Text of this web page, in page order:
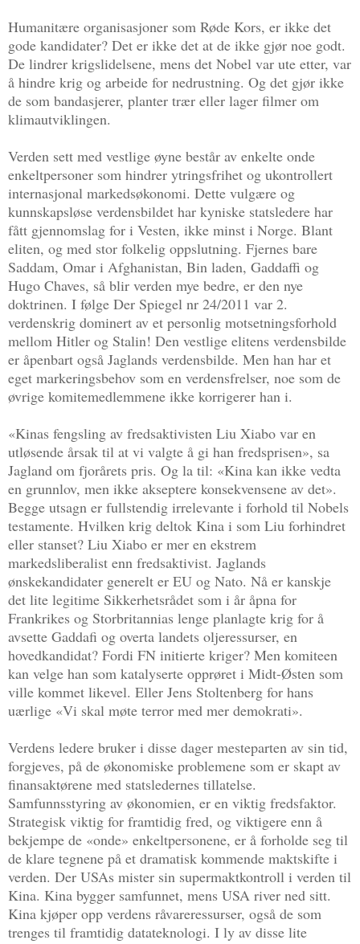
Humanitære organisasjoner som Røde Kors, er ikke det
gode kandidater? Det er ikke det at de ikke gjør noe godt.
De lindrer krigslidelsene, mens det Nobel var ute etter, var
å hindre krig og arbeide for nedrustning. Og det gjør ikke
de som bandasjerer, planter trær eller lager filmer om
klimautviklingen.
Verden sett med vestlige øyne består av enkelte onde
enkeltpersoner som hindrer ytringsfrihet og ukontrollert
internasjonal markedsøkonomi. Dette vulgære og
kunnskapsløse verdensbildet har kyniske statsledere har
fått gjennomslag for i Vesten, ikke minst i Norge. Blant
eliten, og med stor folkelig oppslutning. Fjernes bare
Saddam, Omar i Afghanistan, Bin laden, Gaddaffi og
Hugo Chaves, så blir verden mye bedre, er den nye
doktrinen. I følge Der Spiegel nr 24/2011 var 2.
verdenskrig dominert av et personlig motsetningsforhold
mellom Hitler og Stalin! Den vestlige elitens verdensbilde
er åpenbart også Jaglands verdensbilde. Men han har et
eget markeringsbehov som en verdensfrelser, noe som de
øvrige komitemedlemmene ikke korrigerer han i.
«Kinas fengsling av fredsaktivisten Liu Xiabo var en
utløsende årsak til at vi valgte å gi han fredsprisen», sa
Jagland om fjorårets pris. Og la til: «Kina kan ikke vedta
en grunnlov, men ikke akseptere konsekvensene av det».
Begge utsagn er fullstendig irrelevante i forhold til Nobels
testamente. Hvilken krig deltok Kina i som Liu forhindret
eller stanset? Liu Xiabo er mer en ekstrem
markedsliberalist enn fredsaktivist. Jaglands
ønskekandidater generelt er EU og Nato. Nå er kanskje
det lite legitime Sikkerhetsrådet som i år åpna for
Frankrikes og Storbritannias lenge planlagte krig for å
avsette Gaddafi og overta landets oljeressurser, en
hovedkandidat? Fordi FN initierte kriger? Men komiteen
kan velge han som katalyserte opprøret i Midt-Østen som
ville kommet likevel. Eller Jens Stoltenberg for hans
uærlige «Vi skal møte terror med mer demokrati».
Verdens ledere bruker i disse dager mesteparten av sin tid,
forgjeves, på de økonomiske problemene som er skapt av
finansaktørene med statsledernes tillatelse.
Samfunnsstyring av økonomien, er en viktig fredsfaktor.
Strategisk viktig for framtidig fred, og viktigere enn å
bekjempe de «onde» enkeltpersonene, er å forholde seg til
de klare tegnene på et dramatisk kommende maktskifte i
verden. Der USAs mister sin supermaktkontroll i verden til
Kina. Kina bygger samfunnet, mens USA river ned sitt.
Kina kjøper opp verdens råvareressurser, også de som
trenges til framtidig datateknologi. I ly av disse lite